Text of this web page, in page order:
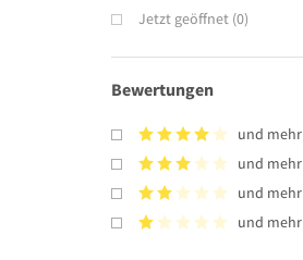
Jetzt geöffnet (0)
Bewertungen
und mehr
und mehr
und mehr
und mehr